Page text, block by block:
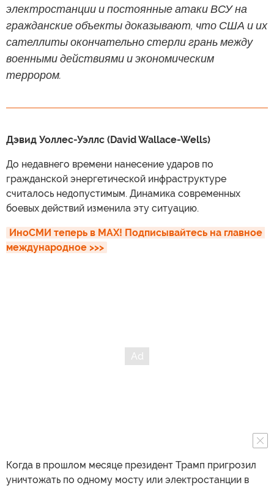
электростанции и постоянные атаки ВСУ на
гражданские объекты доказывают, что США и их
сателлиты окончательно стерли грань между
военными действиями и экономическим
террором.
Дэвид Уоллес-Уэллс (David Wallace-Wells)
До недавнего времени нанесение ударов по
гражданской энергетической инфраструктуре
считалось недопустимым. Динамика современных
боевых действий изменила эту ситуацию.
ИноСМИ теперь в MAX! Подписывайтесь на главное
международное >>>
Когда в прошлом месяце президент Трамп пригрозил
уничтожать по одному мосту или электростанции в